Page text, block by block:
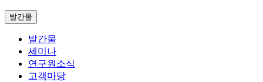
발간물
발간물
세미나
연구원소식
고객마당